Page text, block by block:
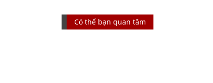
Có thể bạn quan tâm